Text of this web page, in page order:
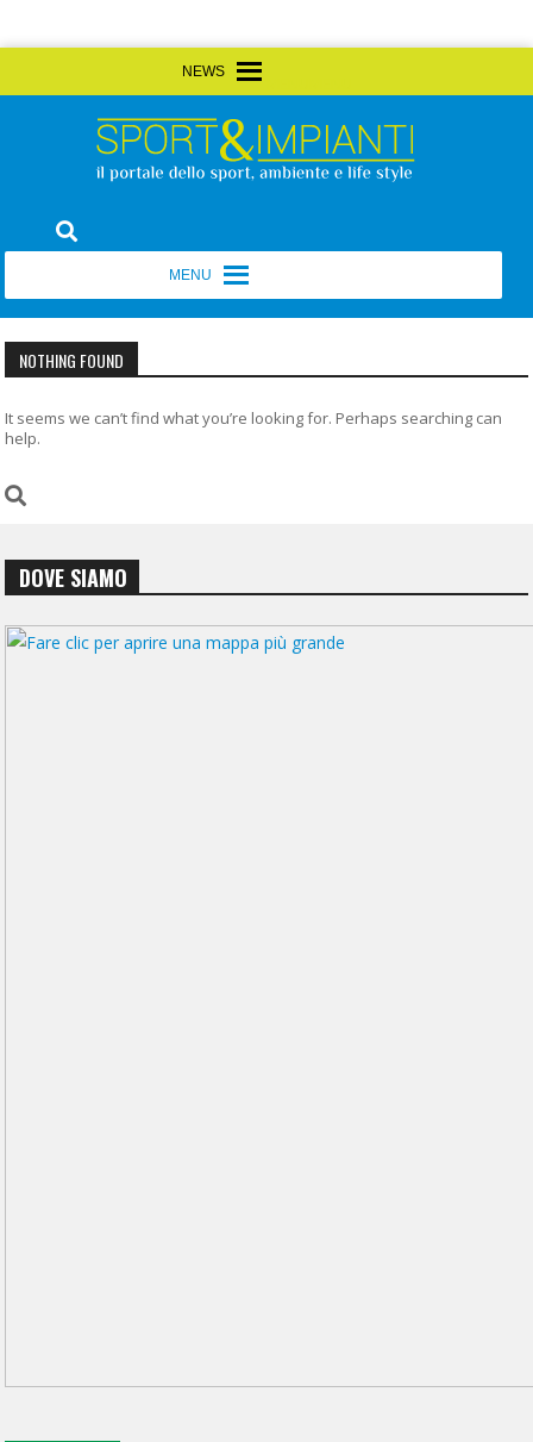
to
Sport&Impianti
NOTHING FOUND
It seems we can’t find what you’re looking for. Perhaps searching can
help.
DOVE SIAMO